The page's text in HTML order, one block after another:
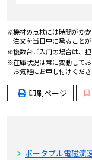
機材の点検には時間がか
注文を当日中に承ること
複数台ご入用の場合は、
在庫状況は常に変動して
お気軽にお申し付けくださ
印刷ページ
ポータブル電磁流